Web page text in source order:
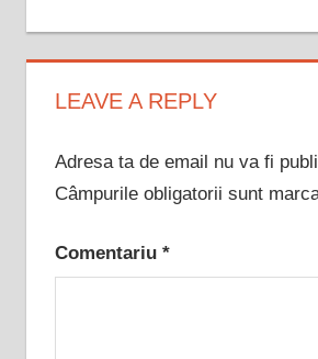
LEAVE A REPLY
Adresa ta de email nu va fi
Câmpurile obligatorii sunt
Comentariu *